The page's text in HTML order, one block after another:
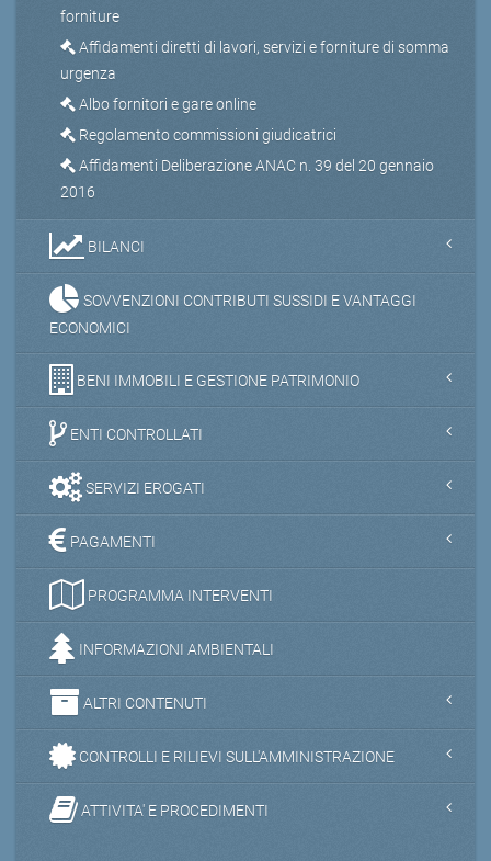
forniture
Affidamenti diretti di lavori, servizi e forniture di somma
urgenza
Albo fornitori e gare online
Regolamento commissioni giudicatrici
Affidamenti Deliberazione ANAC n. 39 del 20 gennaio
2016
BILANCI
SOVVENZIONI CONTRIBUTI SUSSIDI E VANTAGGI
ECONOMICI
BENI IMMOBILI E GESTIONE PATRIMONIO
ENTI CONTROLLATI
SERVIZI EROGATI
PAGAMENTI
PROGRAMMA INTERVENTI
INFORMAZIONI AMBIENTALI
ALTRI CONTENUTI
CONTROLLI E RILIEVI SULL'AMMINISTRAZIONE
ATTIVITA' E PROCEDIMENTI